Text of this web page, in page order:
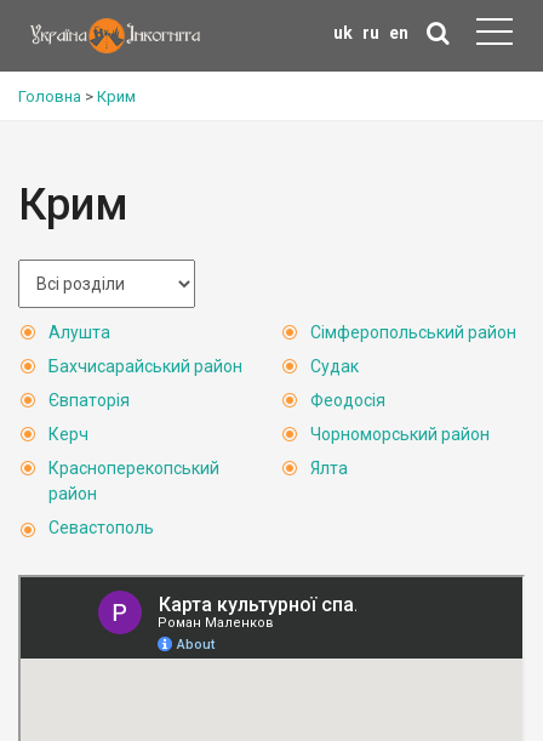
uk ru en
Головна > Крим
Крим
Алушта
Бахчисарайський район
Євпаторія
Керч
Красноперекопський
район
Севастополь
Сімферопольський район
Судак
Феодосія
Чорноморський район
Ялта